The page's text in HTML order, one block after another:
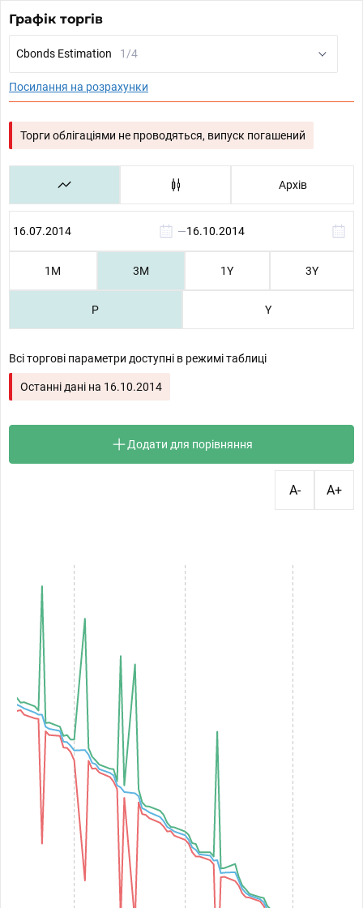
Графік торгів
Cbonds Estimation 1/4
Посилання на розрахунки
Торги облігаціями не проводяться, випуск погашений
Архів
—
1М 3М 1Y 3Y
P Y
Всі торгові параметри доступні в режимі таблиці
Останні дані на 16.10.2014
Додати для порівняння
A- A+